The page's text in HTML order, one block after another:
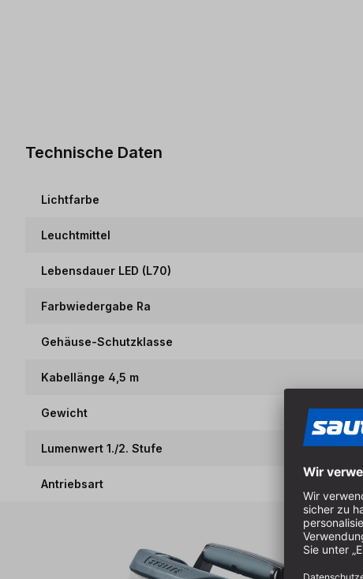
Technische Daten
Lichtfarbe
Leuchtmittel
Lebensdauer LED (L70)
Farbwiedergabe Ra
Gehäuse-Schutzklasse
Kabellänge 4,5 m
Gewicht
Lumenwert 1./2. Stufe
Antriebsart